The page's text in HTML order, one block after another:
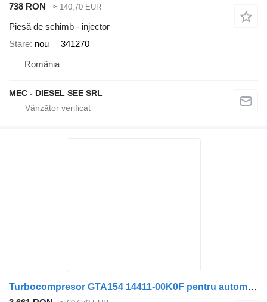
738 RON ≈ 140,70 EUR
Piesă de schimb - injector
Stare nou
341270
România
MEC - DIESEL SEE SRL
Turbocompresor GTA154 14411-00K0F pentru automobil Nissan Qashqai Xtrail Renault Koleos 2.0dCi